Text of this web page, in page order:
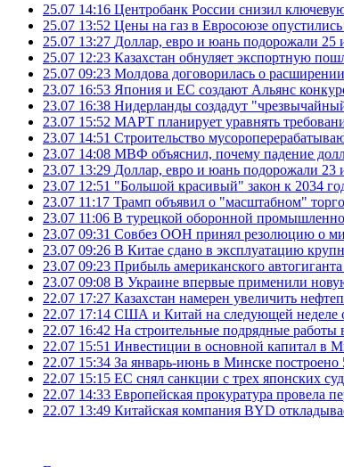
25.07 14:16 Центробанк России снизил
25.07 13:52 Цены на газ в Евросоюзе
25.07 13:27 Доллар, евро и юань подорожали
25.07 12:23 Казахстан обнуляет экспортную
25.07 09:23 Молдова договорилась о
23.07 16:53 Япония и ЕС создают Альянс
23.07 16:38 Нидерланды создадут
23.07 15:52 МАРТ планирует уравнять
23.07 14:51 Строительство
23.07 14:08 МВФ объяснил, почему падение
23.07 13:29 Доллар, евро и юань подорожали
23.07 12:51 "Большой красивый" закон к 2034
23.07 11:17 Трамп объявил о "масштабном"
23.07 11:06 В турецкой оборонной
23.07 09:31 Совбез ООН принял резолюцию о
23.07 09:26 В Китае сдано в эксплуатацию
23.07 09:23 Прибыль американского
23.07 09:08 В Украине впервые применили
22.07 17:27 Казахстан намерен увеличить
22.07 17:14 США и Китай на следующей неделе
22.07 16:42 На строительные подрядные работы
22.07 15:51 Инвестиции в основной капитал в
22.07 15:34 За январь-июнь в Минске
22.07 15:15 ЕС снял санкции с трех японских
22.07 14:33 Европейская прокуратура провела
22.07 13:49 Китайская компания BYD